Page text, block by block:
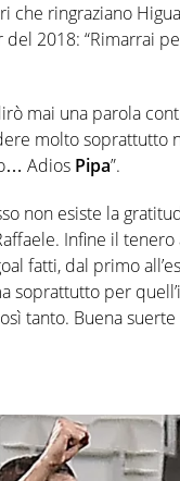
che ringraziano
2018: “Rimarrai
mai una parola
molto soprattutto
Adios Pipa”.
non esiste la
Infine il
fatti, dal primo
soprattutto per
tanto. Buena